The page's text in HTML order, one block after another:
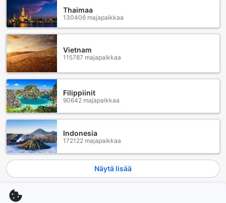
Thaimaa
130406 majapaikkaa
Vietnam
115787 majapaikkaa
Filippiinit
90642 majapaikkaa
Indonesia
172122 majapaikkaa
Näytä lisää